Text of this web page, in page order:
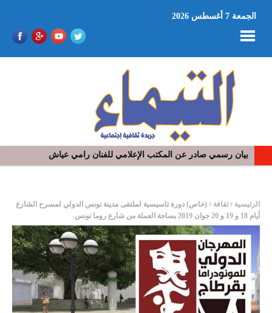
الجمعة 7 أغسطس 2026
في افتتاح مهرجان بومخلوف الدولي: رؤوف ماهر يتالق و يشد الجمهور
الرئيسية ثقافة
(خاص) دﻭﺭﺓ تاﺳﻴﺴﻴﺔ ﻟﻤﻠﺘﻘﻰ ﻣﺪﻳﻨﺔ ﺗﻮﻧﺲ ﺍﻟﺪﻭﻟﻲ ﻟﻤﺴﺮﺡ ﺍﻟﺸﺎﺭﻉ
ﺃﻳﺎﻡ 18 ﻭ 19 ﻭ 20 جوان 2019 ﺑﺴﺎﺣﺔ ﺍﻟﻌﻤﻠﺔ من ﺷﺎﺭﻉ ﺭﻭﻣﺎ ﺗﻮﻧﺲ